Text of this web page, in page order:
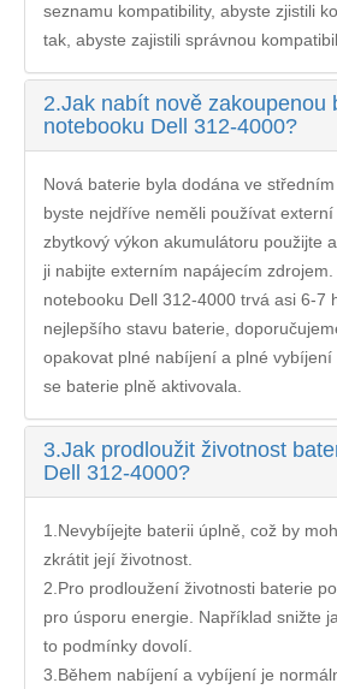
seznamu kompatibility, abyste zjistili
tak, abyste zajistili správnou
2.Jak nabít nově zakoupenou
notebooku Dell 312-4000?
Nová baterie byla dodána ve
byste nejdříve neměli používat
zbytkový výkon akumulátoru použijte
ji nabijte externím napájecím
notebooku Dell 312-4000 trvá asi 6-7
nejlepšího stavu baterie,
opakovat plné nabíjení a plné
se baterie plně aktivovala.
3.Jak prodloužit životnost
Dell 312-4000?
1.Nevybíjejte baterii úplně, což by
zkrátit její životnost.
2.Pro prodloužení životnosti baterie
pro úsporu energie. Například snižte
to podmínky dovolí.
3.Během nabíjení a vybíjení je